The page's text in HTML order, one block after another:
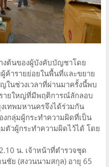
งต้นของผู้บังคับบัญชาโดย
ค้ารายย่อยในพื้นที่และขยาย
ในช่วงเวลาที่ผ่านมาครั้งนี้พบ
ายใหญ่ที่มีพฤติการณ์ลักลอบ
เทพมหานครจึงได้ร่วมกัน
กลุ่มผู้กระทำความผิดที่เป็น
ตัวผู้กระทำความผิดไว้ได้ โดย
น. เจ้าหน้าที่ตำรวจชุด
ชัย (สงวนนามสกุล) อายุ 65